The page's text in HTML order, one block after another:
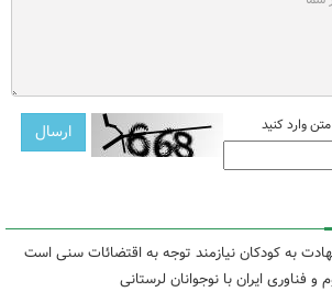
وارد کنید
به کودکان نیازمند توجه به اقتضائات سنی است
ایران با نوجوانان لرستانی